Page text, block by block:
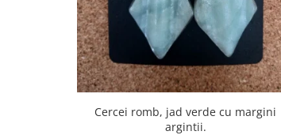
Cercei romb, jad verde cu margini
argintii.